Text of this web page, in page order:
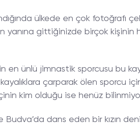
ülkede en çok fotoğrafı
yanına gittiğinizde birçok kişinin
en ünlü jimnastik sporcusu bu
çarparak ölen sporcu
kim olduğu ise henüz
dans eden bir kızın